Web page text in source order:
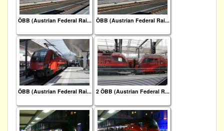
ÖBB (Austrian Federal Rai... ÖBB (Austrian Federal Rai...
ÖBB (Austrian Federal Rai... 2 ÖBB (Austrian Federal R...